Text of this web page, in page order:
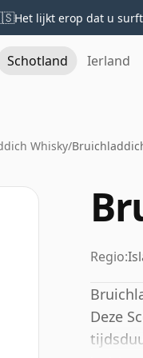
Het lijkt erop dat u
Schotland Ierland
Whisky/
Regio:
Deze